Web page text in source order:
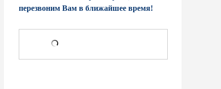
перезвоним Вам в ближайшее время!